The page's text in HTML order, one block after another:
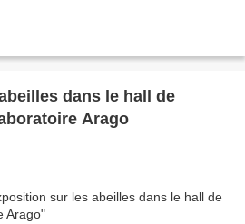
dans le hall de
Arago